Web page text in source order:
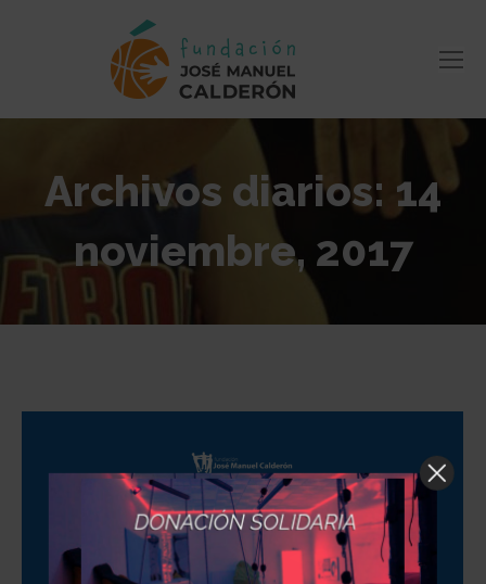
Archivos diarios: 14
noviembre, 2017
Estás aquí: